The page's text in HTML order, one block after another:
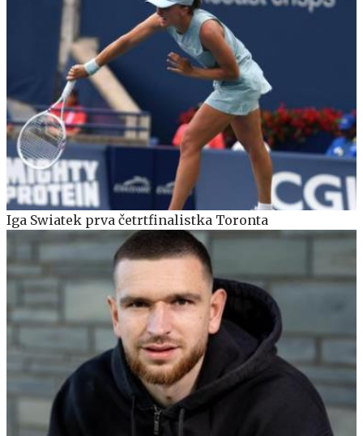
Iga Swiatek prva četrtfinalistka Toronta